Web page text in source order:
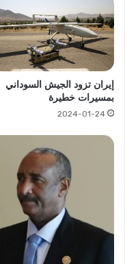
إيران تزود الجيش السوداني
بمسيرات خطيرة
2024-01-24